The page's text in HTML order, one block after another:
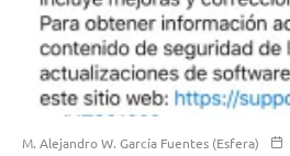
M. Alejandro W. García Fuentes (Esfera)